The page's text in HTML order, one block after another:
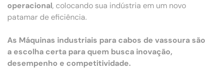
operacional, colocando sua indústria em um novo
patamar de eficiência.
As Máquinas industriais para cabos de vassoura são
a escolha certa para quem busca inovação,
desempenho e competitividade.